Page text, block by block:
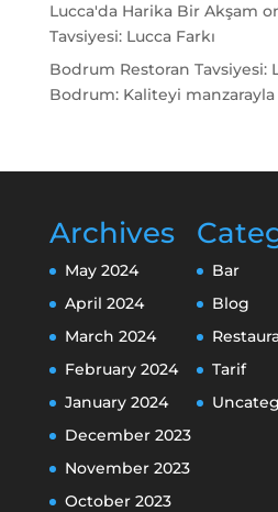
Lucca'da Harika Bir Akşam
Tavsiyesi: Lucca Farkı
Bodrum Restoran Tavsiyesi:
Bodrum: Kaliteyi
Archives
May 2024
April 2024
March 2024
February 2024
January 2024
December 2023
November 2023
October 2023
Bar
Blog
Tarif